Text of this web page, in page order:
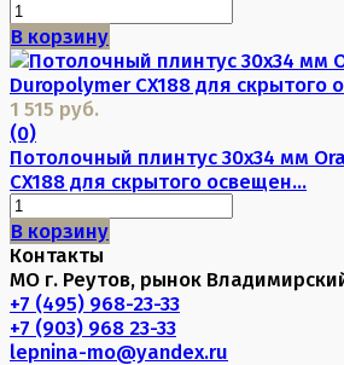
В корзину
1 515 руб.
(0)
Потолочный плинтус 30х34 мм
CX188 для скрытого освещен...
В корзину
Контакты
МО г. Реутов, рынок
+7 (495) 968-23-33
+7 (903) 968 23-33
lepnina-mo@yandex.ru